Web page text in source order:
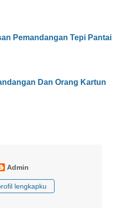
Pemandangan Tepi Pantai
Dan Orang Kartun
Admin
lengkapku